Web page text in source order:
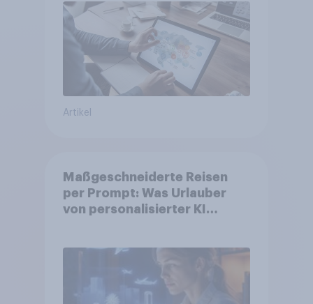
Artikel
Maßgeschneiderte Reisen
per Prompt: Was Urlauber
von personalisierter KI
bereits genutzt werden